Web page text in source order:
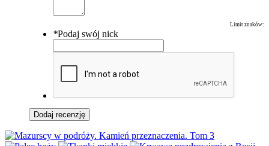
Limit znaków:
*Podaj swój nick
Dodaj recenzję